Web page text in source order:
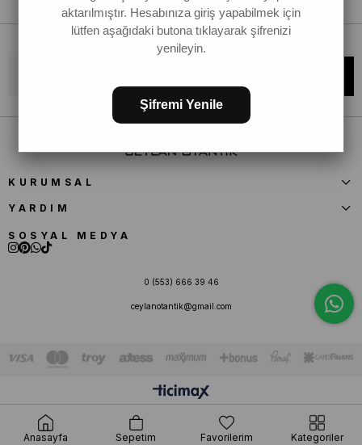
Bültene kaydolun, kampanya ve yenilikleri kaçırmayın!
KURUMSAL
YARDIM
SOSYAL MEDYA
0 (553) 666 39 46
ceylanotantik@gmail.com
aktarılmıştır. Hesabınıza giriş yapabilmek için
lütfen aşağıdaki butona tıklayarak şifrenizi
yenileyin.
Şifremi Yenile
Anasayfa Sepetim Favorilerim Kategoriler